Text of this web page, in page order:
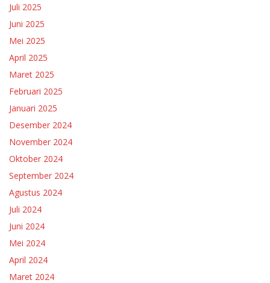
Juli 2025
Juni 2025
Mei 2025
April 2025
Maret 2025
Februari 2025
Januari 2025
Desember 2024
November 2024
Oktober 2024
September 2024
Agustus 2024
Juli 2024
Juni 2024
Mei 2024
April 2024
Maret 2024